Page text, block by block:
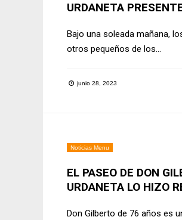
URDANETA
Bajo una soleada mañana,
otros pequeños de los...
junio 28, 2023
Noticias Menu
EL PASEO DE DON
URDANETA LO HIZO
Don Gilberto de 76 años es